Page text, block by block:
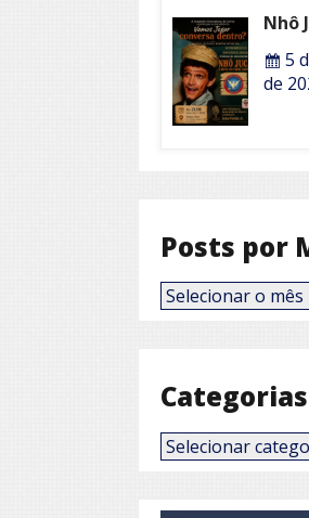
Nhô
5
de
Posts por
Posts
por
Categorias
de